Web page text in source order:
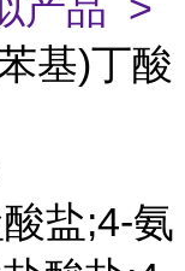
基)丁酸
盐;4-氨